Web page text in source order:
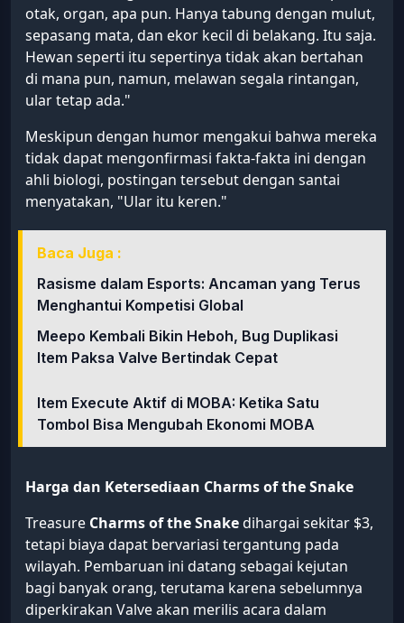
otak, organ, apa pun. Hanya tabung dengan mulut,
sepasang mata, dan ekor kecil di belakang. Itu saja.
Hewan seperti itu sepertinya tidak akan bertahan
di mana pun, namun, melawan segala rintangan,
ular tetap ada."
Meskipun dengan humor mengakui bahwa mereka
tidak dapat mengonfirmasi fakta-fakta ini dengan
ahli biologi, postingan tersebut dengan santai
menyatakan, "Ular itu keren."
Baca Juga :
Rasisme dalam Esports: Ancaman yang Terus
Menghantui Kompetisi Global
Meepo Kembali Bikin Heboh, Bug Duplikasi
Item Paksa Valve Bertindak Cepat
Item Execute Aktif di MOBA: Ketika Satu
Tombol Bisa Mengubah Ekonomi MOBA
Harga dan Ketersediaan Charms of the Snake
Treasure Charms of the Snakedihargai sekitar $3,
tetapi biaya dapat bervariasi tergantung pada
wilayah. Pembaruan ini datang sebagai kejutan
bagi banyak orang, terutama karena sebelumnya
diperkirakan Valve akan merilis acara dalam